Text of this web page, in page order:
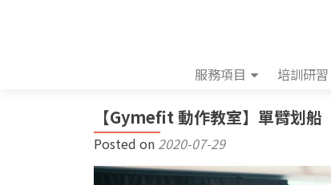
服務項目 培訓研習
【Gymefit 動作教室】單臂划船
Posted on 2020-07-29